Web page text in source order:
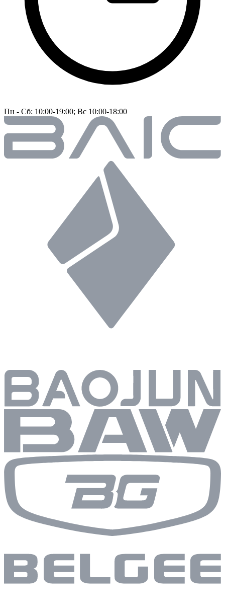
Пн - Сб: 10:00-19:00; Вс 10:00-18:00